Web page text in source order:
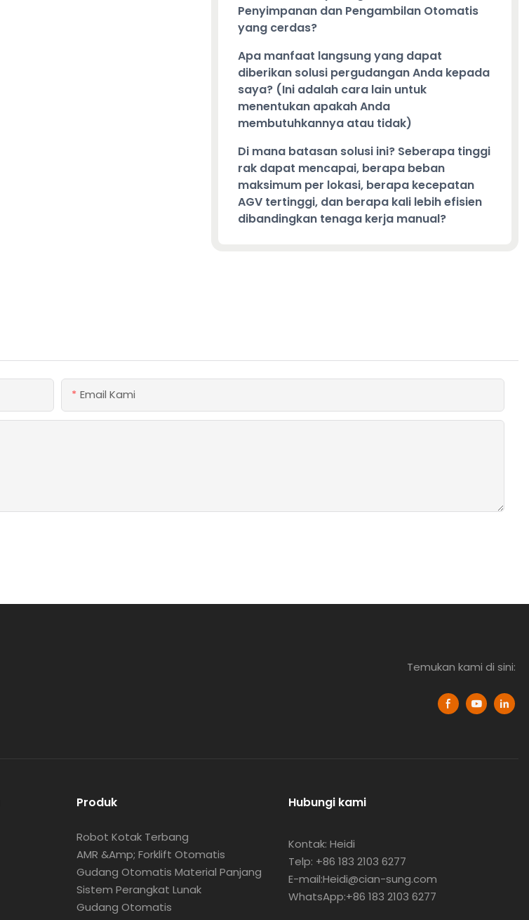
Penyimpanan dan Pengambilan Otomatis
yang cerdas?
Apa manfaat langsung yang dapat
diberikan solusi pergudangan Anda kepada
saya? (Ini adalah cara lain untuk
menentukan apakah Anda
membutuhkannya atau tidak)
Di mana batasan solusi ini? Seberapa tinggi
rak dapat mencapai, berapa beban
maksimum per lokasi, berapa kecepatan
AGV tertinggi, dan berapa kali lebih efisien
dibandingkan tenaga kerja manual?
Email Kami
Temukan kami di sini:
Produk
Robot Kotak Terbang
AMR &amp; Forklift Otomatis
Gudang Otomatis Material Panjang
Sistem Perangkat Lunak
Gudang Otomatis
Hubungi kami
Kontak: Heidi
Telp: +86 183 2103 6277
E-mail:Heidi@cian-sung.com
WhatsApp:+86 183 2103 6277